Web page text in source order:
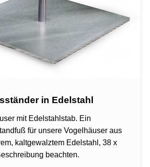
in Edelstahl
mit Edelstahlstab. Ein
für unsere Vogelhäuser aus
kaltgewalztem Edelstahl, 38 x
beachten.